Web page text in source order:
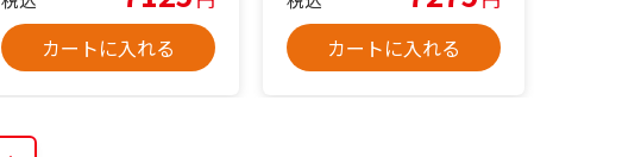
カートに入れる
カートに入れる